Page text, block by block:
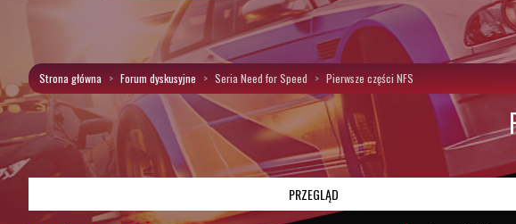
Strona główna Forum dyskusyjne Seria Need for Speed Pierwsze części NFS
PRZEGLĄD